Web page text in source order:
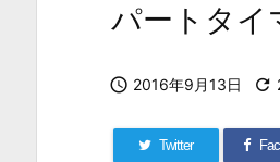
パートタイ
 2016年9月13日 
Twitter